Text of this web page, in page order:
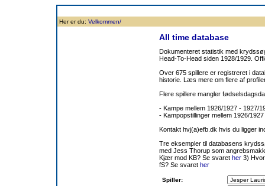
Her er du: Velkommen/
All time database
Dokumenteret statistik med
Head-To-Head siden 1928/1929.
Over 675 spillere er registreret i
historie. Læs mere om flere af
Flere spillere mangler
- Kampe mellem 1926/1927 - 1927/
- Kampopstillinger mellem 1926/
Kontakt hvj(a)efb.dk hvis du ligger
Tre eksempler til databasens
med Jess Thorup som
Kjær mod KB? Se svaret her 3)
fS? Se svaret her
Spiller: